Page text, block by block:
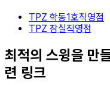
TPZ 학동1호직영점
TPZ 잠실직영점
최적의 스윙을 만
련 링크